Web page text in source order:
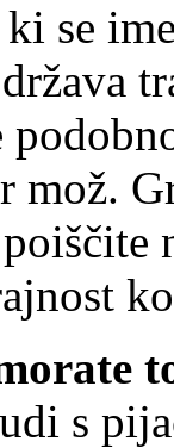
ki se
mož.
s